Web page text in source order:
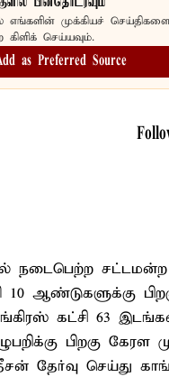
எங்களின் முக்கியச்
செய்யவும்.
as Preferred Source
நடைபெற்ற
10 ஆண்டுகளுக்கு
கட்சி 63
பிறகு கேரள
தேர்வு செய்து